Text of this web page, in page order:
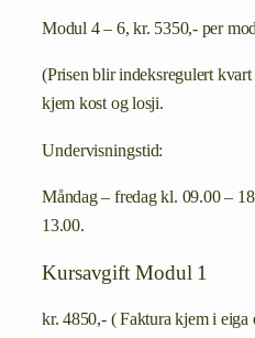
Modul 4 – 6, kr. 5350,- per
(Prisen blir indeksregulert
kjem kost og losji.
Undervisningstid:
Måndag – fredag kl. 09.00 –
13.00.
Kursavgift Modul 1
kr. 4850,- ( Faktura kjem i eiga